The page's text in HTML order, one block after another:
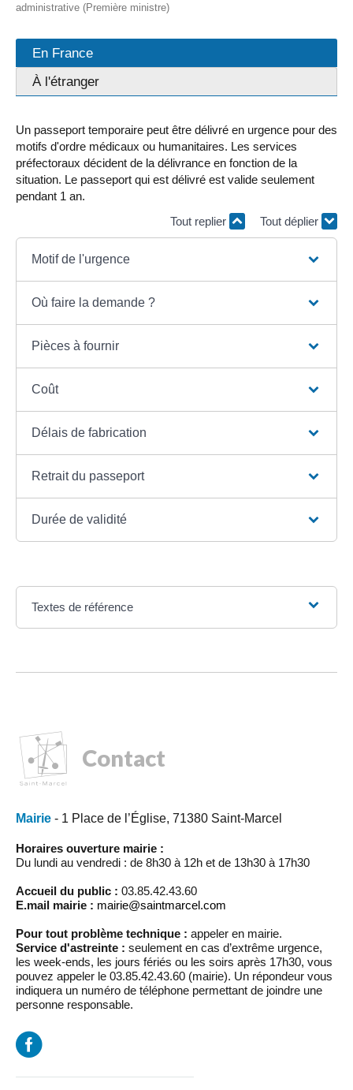
administrative (Première ministre)
En France
À l'étranger
Un passeport temporaire peut être délivré en urgence pour des
motifs d'ordre médicaux ou humanitaires. Les services
préfectoraux décident de la délivrance en fonction de la
situation. Le passeport qui est délivré est valide seulement
pendant 1 an.
Tout replier
Tout déplier
Motif de l'urgence
Où faire la demande ?
Pièces à fournir
Coût
Délais de fabrication
Retrait du passeport
Durée de validité
Textes de référence
Contact
Mairie - 1 Place de l’Église, 71380 Saint-Marcel
Horaires ouverture mairie :
Du lundi au vendredi : de 8h30 à 12h et de 13h30 à 17h30
Accueil du public : 03.85.42.43.60
E.mail mairie : mairie@saintmarcel.com
Pour tout problème technique : appeler en mairie.
Service d'astreinte : seulement en cas d’extrême urgence,
les week-ends, les jours fériés ou les soirs après 17h30, vous
pouvez appeler le 03.85.42.43.60 (mairie). Un répondeur vous
indiquera un numéro de téléphone permettant de joindre une
personne responsable.